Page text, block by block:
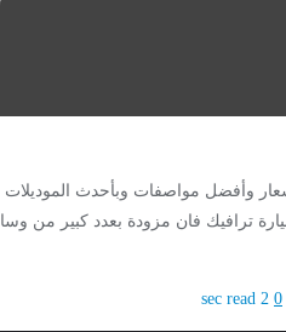
0
2 sec read